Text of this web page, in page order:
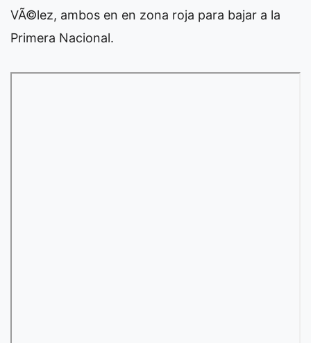
VÃ©lez, ambos en en zona roja para bajar a la
Primera Nacional.